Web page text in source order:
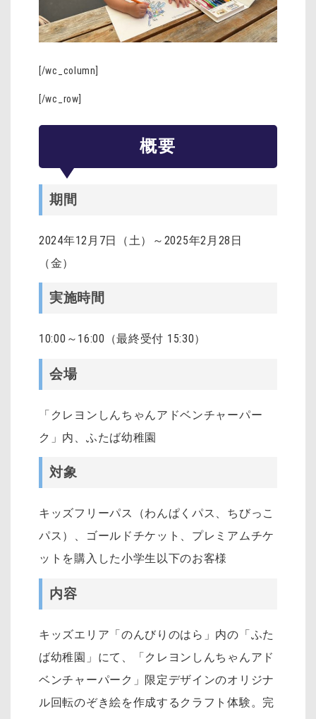
[/wc_column]
[/wc_row]
概要
期間
2024年12月7日（土）～2025年2月28日
（金）
実施時間
10:00～16:00（最終受付 15:30）
会場
「クレヨンしんちゃんアドベンチャーパー
ク」内、ふたば幼稚園
対象
キッズフリーパス（わんぱくパス、ちびっこ
パス）、ゴールドチケット、プレミアムチケ
ットを購入した小学生以下のお客様
内容
キッズエリア「のんびりのはら」内の「ふた
ば幼稚園」にて、「クレヨンしんちゃんアド
ベンチャーパーク」限定デザインのオリジナ
ル回転のぞき絵を作成するクラフト体験。完